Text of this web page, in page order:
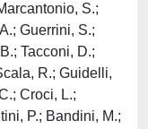
S.;
Guerrini, S.;
Tacconi, D.;
R.; Guidelli,
Croci, L.;
P.; Bandini, M.;